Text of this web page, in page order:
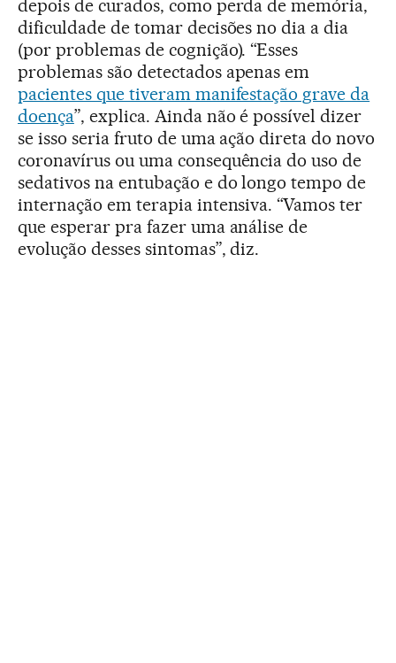
depois de curados, como perda de memória,
dificuldade de tomar decisões no dia a dia
(por problemas de cognição). “Esses
problemas são detectados apenas em
pacientes que tiveram manifestação grave da
doença”, explica. Ainda não é possível dizer
se isso seria fruto de uma ação direta do novo
coronavírus ou uma consequência do uso de
sedativos na entubação e do longo tempo de
internação em terapia intensiva. “Vamos ter
que esperar pra fazer uma análise de
evolução desses sintomas”, diz.